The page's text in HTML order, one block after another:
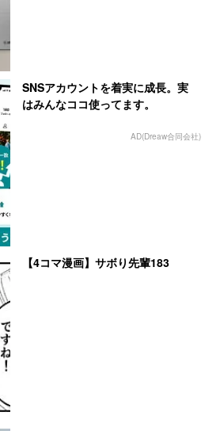
SNSアカウントを着実に成長。実
はみんなココ使ってます。
AD(Dreaw合同会社)
【4コマ漫画】サボり先輩183